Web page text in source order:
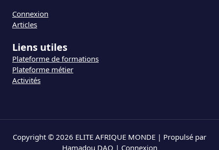
Connexion
Articles
Liens utiles
Plateforme de formations
Plateforme métier
Activités
Copyright © 2026 ELITE AFRIQUE MONDE | Propulsé par
Hamadou DAO | Connexion